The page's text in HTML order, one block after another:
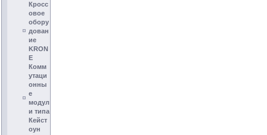
Кросс
овое
обору
дован
ие
KRON
E
Комм
утаци
онны
е
модул
и типа
Кейст
оун